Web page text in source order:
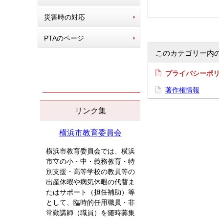
災害時の対応
PTAのページ
リンク集
横浜市教育委員会
横浜市教育委員会では、横浜
市立の小・中・義務教育・特
別支援・高等学校の教員等の
出産休暇や病気休暇の代替ま
たはサポート（担任補助）等
として、臨時的任用職員・非
常勤講師（職員）を随時募集
このカテゴリー内
プライバシーポ
著作権情報